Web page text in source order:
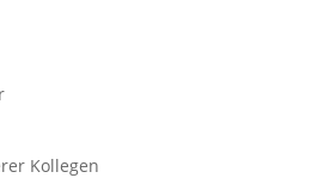
Kollegen